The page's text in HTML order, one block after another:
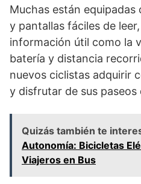
Muchas están
y pantallas fáciles de
información útil como la
batería y distancia
nuevos ciclistas adquirir
y disfrutar de sus
Quizás también te
Autonomía: Bicicletas
Viajeros en Bus